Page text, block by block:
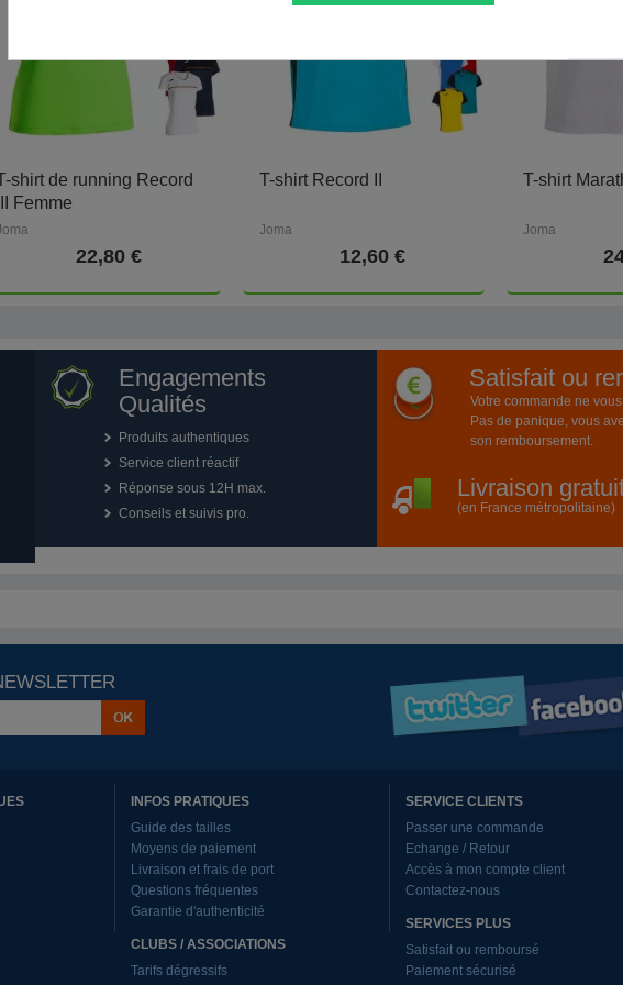
shirt de running Record
III Femme
22,80 €
T-shirt Record II
Joma
12,60 €
T-shirt
Joma
Engagements
Qualités
Produits authentiques
Service client réactif
Réponse sous 12H max.
Conseils et suivis pro.
Satisfait ou
Votre commande ne
Pas de panique, vous
son remboursement.
Livraison
(en France métropolitaine)
INFOS PRATIQUES
Guide des tailles
Moyens de paiement
Livraison et frais de port
Questions fréquentes
Garantie d'authenticité
CLUBS / ASSOCIATIONS
Tarifs dégressifs
SERVICE CLIENTS
Passer une commande
Echange / Retour
Accès à mon compte client
Contactez-nous
SERVICES PLUS
Satisfait ou remboursé
Paiement sécurisé